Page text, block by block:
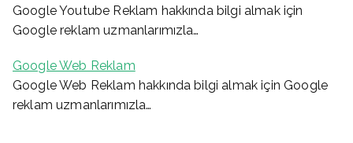
Google Youtube Reklam hakkında bilgi almak için
Google reklam uzmanlarımızla…
Google Web Reklam
Google Web Reklam hakkında bilgi almak için Google
reklam uzmanlarımızla…